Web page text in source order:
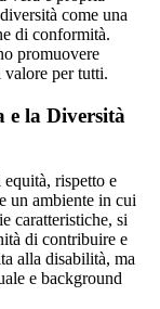
come una
di conformità.
promuovere
valore per tutti.
e la Diversità
rispetto e
un ambiente in cui
caratteristiche, si
di contribuire e
alla disabilità, ma
e background